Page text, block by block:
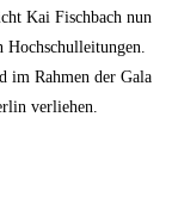
Kai Fisch­bach nun
Hoch­schul­lei­tun­gen.
im Rah­men der Gala
verliehen.